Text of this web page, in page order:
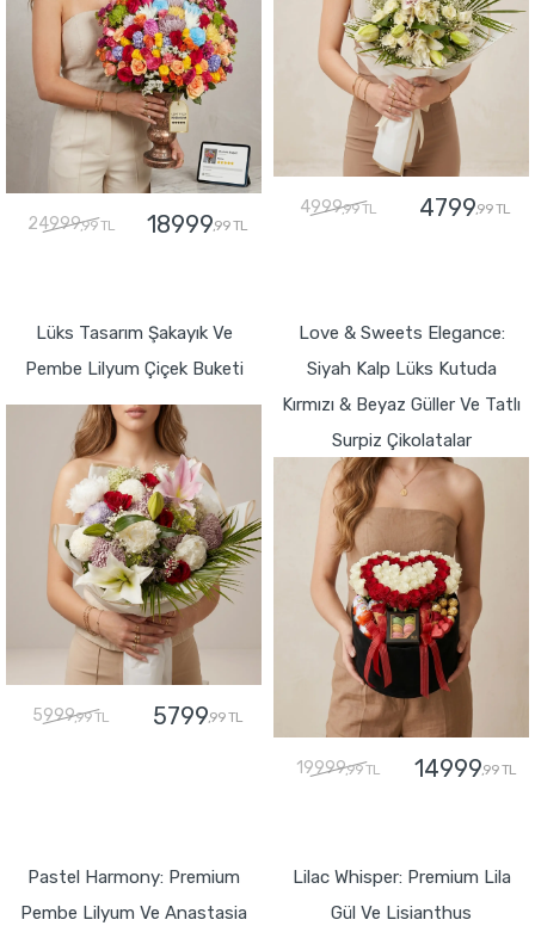
24999,99 TL 18999,99 TL
4999,99 TL 4799,99 TL
Lüks Tasarım Şakayık Ve
Pembe Lilyum Çiçek Buketi
5999,99 TL 5799,99 TL
Love & Sweets Elegance:
Siyah Kalp Lüks Kutuda
Kırmızı & Beyaz Güller Ve Tatlı
Surpiz Çikolatalar
19999,99 TL 14999,99 TL
Pastel Harmony: Premium
Pembe Lilyum Ve Anastasia
Lilac Whisper: Premium Lila
Gül Ve Lisianthus